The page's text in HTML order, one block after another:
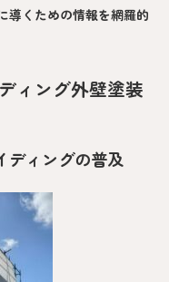
導くための情報を網羅的
ィング外壁塗装
ディングの普及